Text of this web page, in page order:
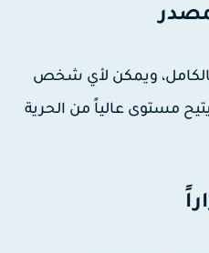
، ويمكن لأي شخص
مستوى عالياً من الحرية